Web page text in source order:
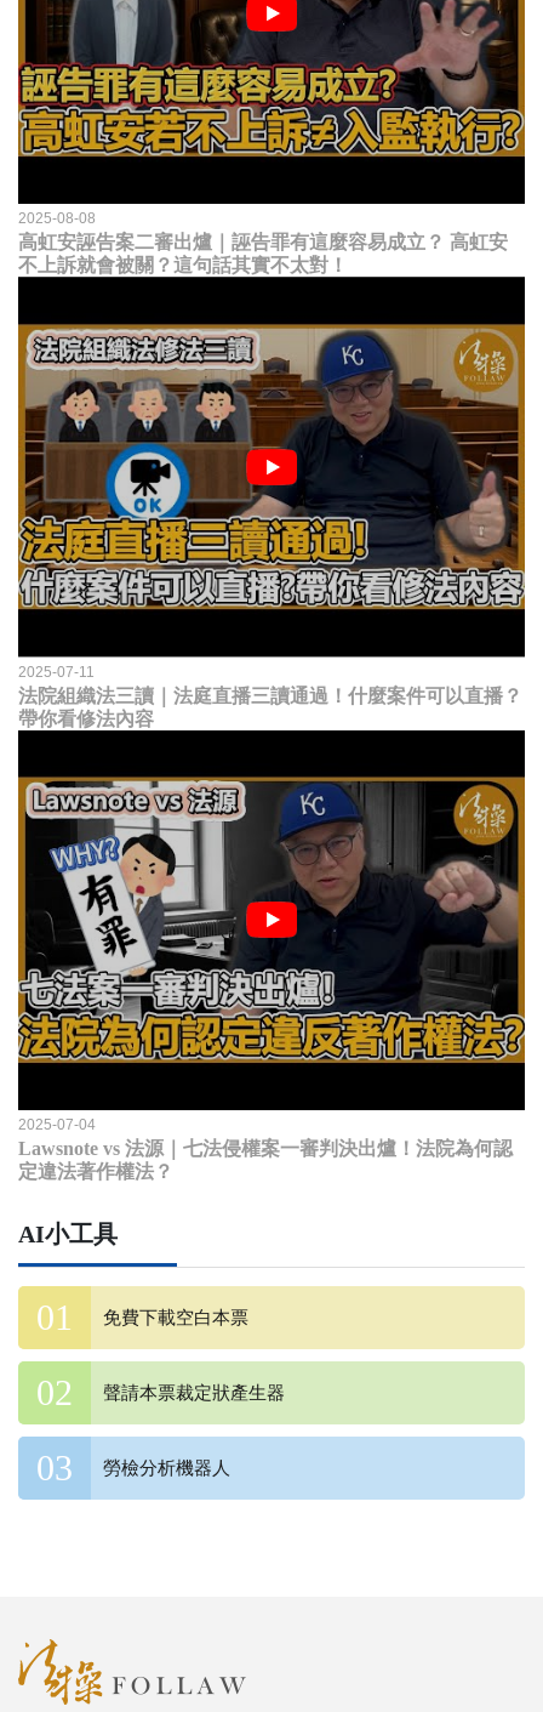
2025-08-08
高虹安誣告案二審出爐｜誣告罪有這麼容易成立？ 高虹安
不上訴就會被關？這句話其實不太對！
2025-07-11
法院組織法三讀｜法庭直播三讀通過！什麼案件可以直播？
帶你看修法內容
2025-07-04
Lawsnote vs 法源｜七法侵權案一審判決出爐！法院為何認
定違法著作權法？
AI小工具
免費下載空白本票
聲請本票裁定狀產生器
勞檢分析機器人